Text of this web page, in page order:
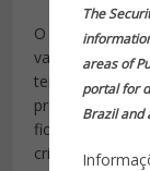
The
areas of
portal for
Brazil and
O até aqui
vai
tempo da
processos-
ficaria
crime para tirar